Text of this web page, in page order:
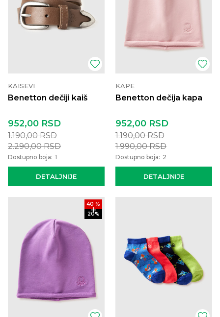
KAISEVI
Benetton dečiji kaiš
DETALJNIJE
952,00 RSD
1.190,00RSD
2.290,00RSD
Dostupno boja: 1
KAPE
Benetton dečija kapa
DETALJNIJE
952,00 RSD
1.190,00RSD
1.990,00RSD
Dostupno boja: 2
40 %
20%